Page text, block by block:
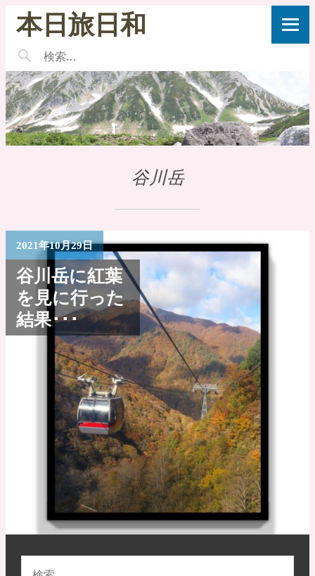
本日旅日和
谷川岳
2021年10月29日
谷川岳に紅葉
を見に行った
結果･･･